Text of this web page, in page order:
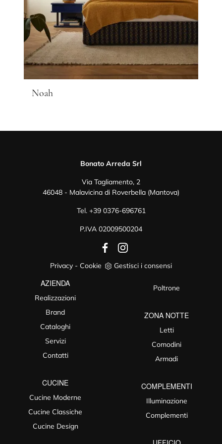
Noah
Bonato Arreda Srl
Via Tagliamento, 2
46048 - Malavicina di Roverbella (Mantova)
Tel. +39 0376-696761
P.IVA 02009500204
Privacy - Cookie Gestisci i consensi
AZIENDA
Realizzazioni
Brand
Cataloghi
Servizi
Contatti
CUCINE
Cucine Moderne
Cucine Classiche
Cucine Design
Poltrone
ZONA NOTTE
Letti
Comodini
Armadi
COMPLEMENTI
Illuminazione
Complementi